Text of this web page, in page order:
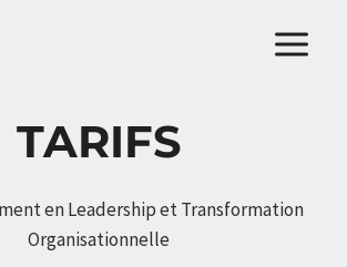
TARIFS
en Leadership et Transformation
Organisationnelle